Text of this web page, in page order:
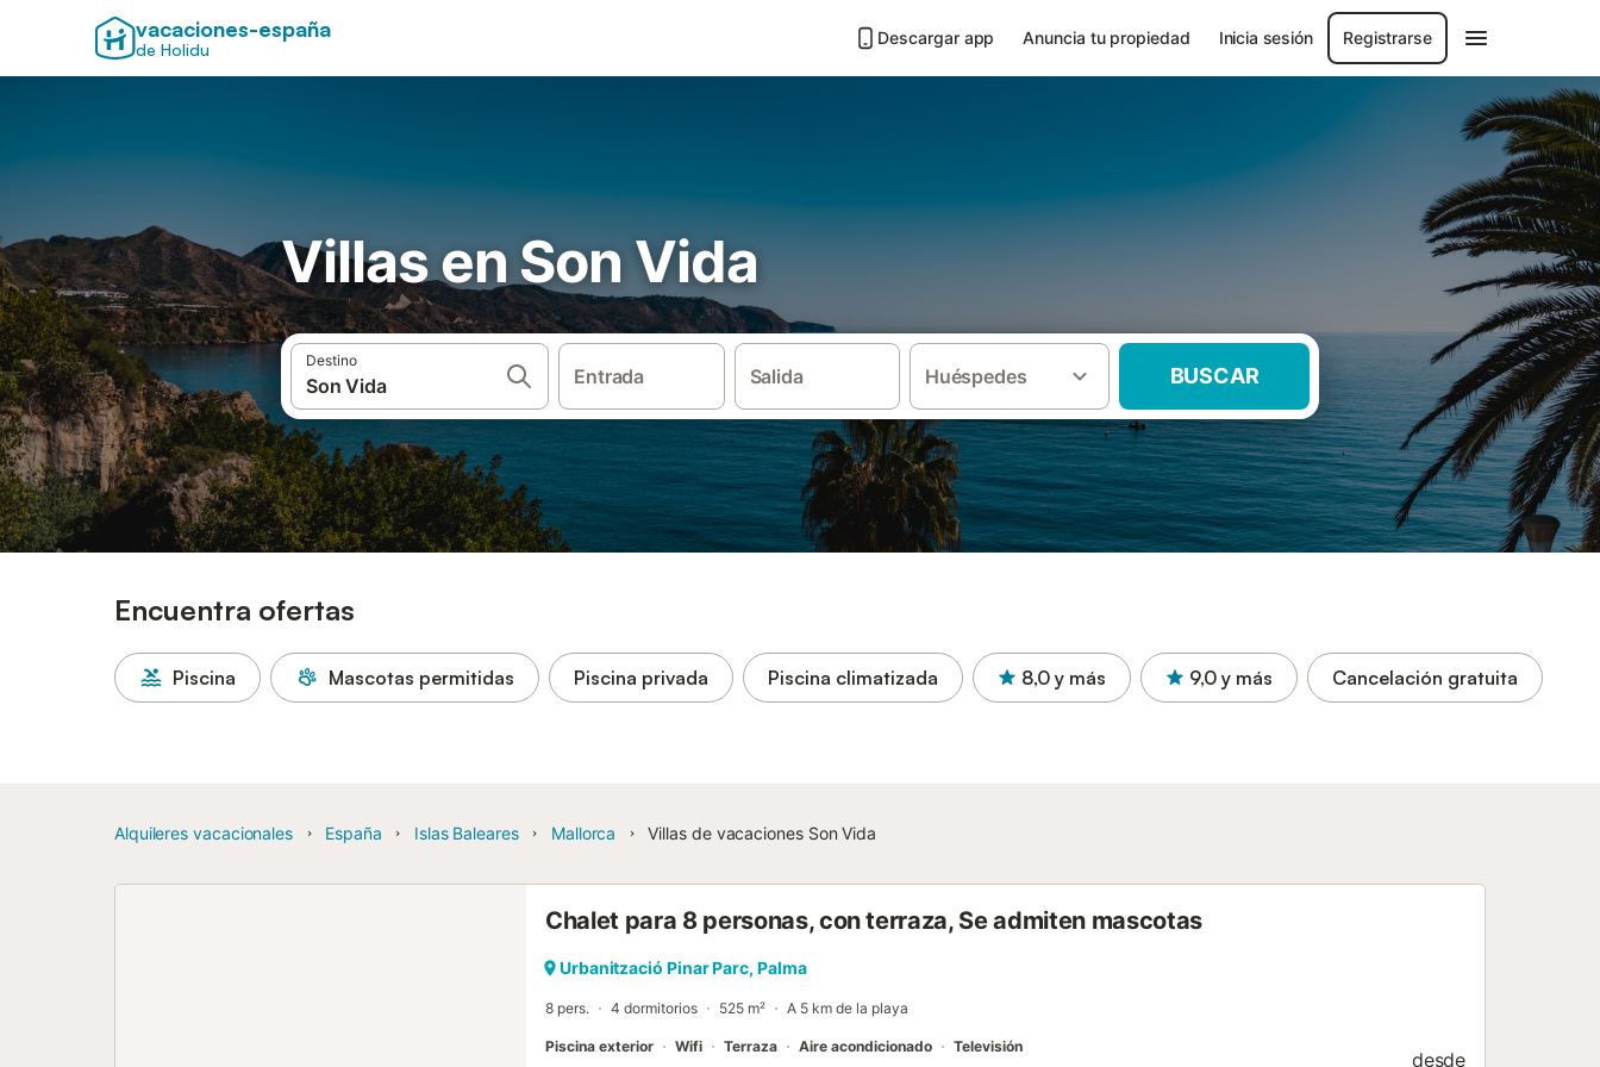
vacaciones-españa
de Holidu
Descargar app Anuncia tu propiedad Inicia sesión Registrarse
Villas en Son Vida
Destino
Entrada Salida Huéspedes BUSCAR
Encuentra ofertas
Piscina Mascotas permitidas Piscina privada Piscina climatizada 8,0 y más 9,0 y más Cancelación gratuita
Alquileres vacacionales España Islas Baleares Mallorca Villas de vacaciones Son Vida
Chalet para 8 personas, con terraza, Se admiten mascotas
Urbanització Pinar Parc, Palma
8 pers. 4 dormitorios 525 m² A 5 km de la playa
Piscina exterior Wifi Terraza Aire acondicionado Televisión
desde